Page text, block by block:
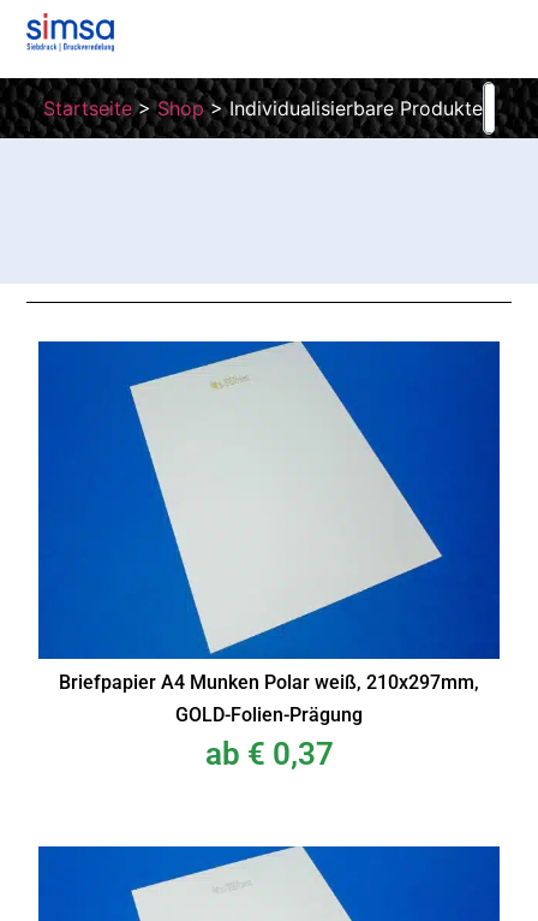
Startseite>Shop>Individualisierbare Produkte
Briefpapier A4 Munken Polar weiß, 210x297mm,
GOLD-Folien-Prägung
ab € 0,37